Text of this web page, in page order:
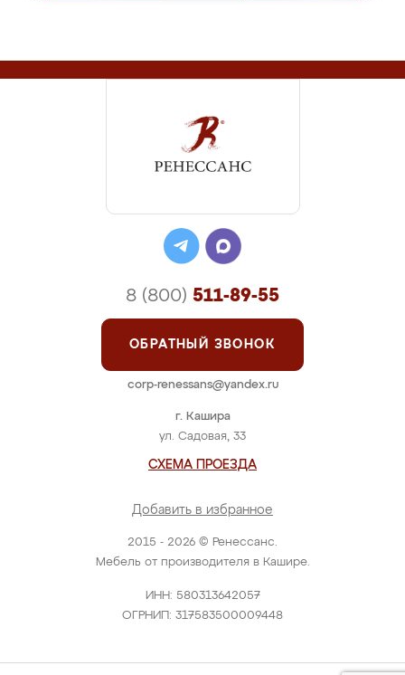
2015 - 2026 © Ренессанс.
Мебель от производителя в Кашире.
ИНН: 580313642057
ОГРНИП: 317583500009448
г. Кашира
ул. Садовая, 33
СХЕМА ПРОЕЗДА
Добавить в избранное
8 (800) 511-89-55
ОБРАТНЫЙ ЗВОНОК
corp-renessans@yandex.ru